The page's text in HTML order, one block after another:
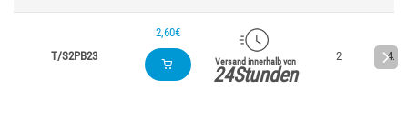
T/S2PB23
2,60€
Versand innerhalb von
24Stunden
2 4.7